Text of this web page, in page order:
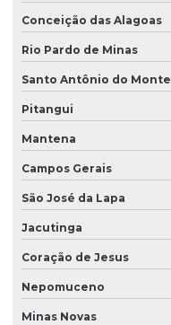
Conceição das Alagoas
Rio Pardo de Minas
Santo Antônio do Monte
Pitangui
Mantena
Campos Gerais
São José da Lapa
Jacutinga
Coração de Jesus
Nepomuceno
Minas Novas